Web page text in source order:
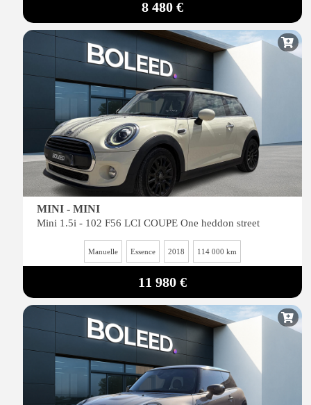
8 480 €
MINI - MINI
Mini 1.5i - 102 F56 LCI COUPE One heddon street
Manuelle Essence 2018 114 000 km
11 980 €